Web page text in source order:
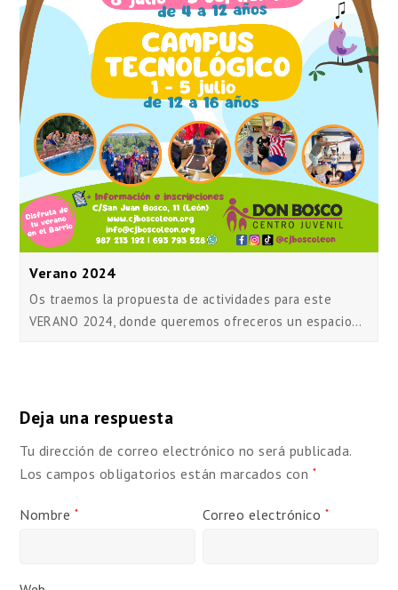
Verano 2024
Os traemos la propuesta de actividades para este
VERANO 2024, donde queremos ofreceros un espacio…
Deja una respuesta
Tu dirección de correo electrónico no será publicada.
Los campos obligatorios están marcados con *
Nombre * Correo electrónico *